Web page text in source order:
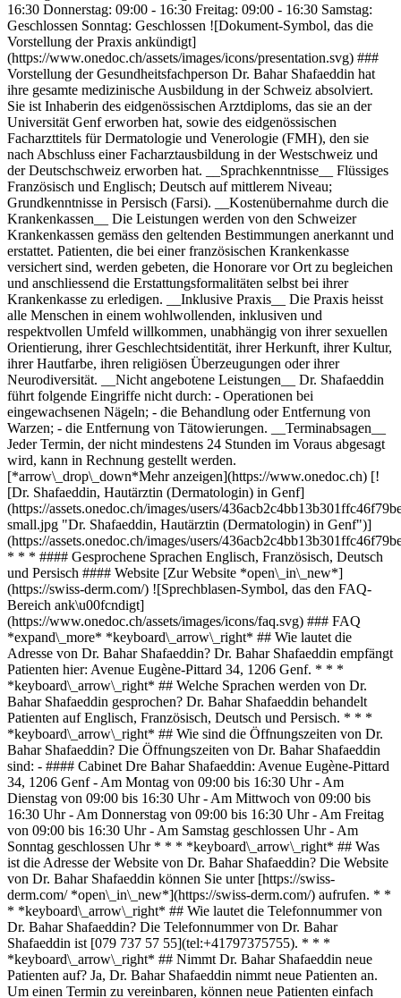
16:30 Donnerstag: 09:00 - 16:30 Freitag: 09:00 - 16:30 Samstag:
Geschlossen Sonntag: Geschlossen ![Dokument-Symbol, das die
Vorstellung der Praxis ankündigt]
(https://www.onedoc.ch/assets/images/icons/presentation.svg) ###
Vorstellung der Gesundheitsfachperson Dr. Bahar Shafaeddin hat
ihre gesamte medizinische Ausbildung in der Schweiz absolviert.
Sie ist Inhaberin des eidgenössischen Arztdiploms, das sie an der
Universität Genf erworben hat, sowie des eidgenössischen
Facharzttitels für Dermatologie und Venerologie (FMH), den sie
nach Abschluss einer Facharztausbildung in der Westschweiz und
der Deutschschweiz erworben hat. __Sprachkenntnisse__ Flüssiges
Französisch und Englisch; Deutsch auf mittlerem Niveau;
Grundkenntnisse in Persisch (Farsi). __Kostenübernahme durch die
Krankenkassen__ Die Leistungen werden von den Schweizer
Krankenkassen gemäss den geltenden Bestimmungen anerkannt und
erstattet. Patienten, die bei einer französischen Krankenkasse
versichert sind, werden gebeten, die Honorare vor Ort zu begleichen
und anschliessend die Erstattungsformalitäten selbst bei ihrer
Krankenkasse zu erledigen. __Inklusive Praxis__ Die Praxis heisst
alle Menschen in einem wohlwollenden, inklusiven und
respektvollen Umfeld willkommen, unabhängig von ihrer sexuellen
Orientierung, ihrer Geschlechtsidentität, ihrer Herkunft, ihrer Kultur,
ihrer Hautfarbe, ihren religiösen Überzeugungen oder ihrer
Neurodiversität. __Nicht angebotene Leistungen__ Dr. Shafaeddin
führt folgende Eingriffe nicht durch: - Operationen bei
eingewachsenen Nägeln; - die Behandlung oder Entfernung von
Warzen; - die Entfernung von Tätowierungen. __Terminabsagen__
Jeder Termin, der nicht mindestens 24 Stunden im Voraus abgesagt
wird, kann in Rechnung gestellt werden.
[*arrow\_drop\_down*Mehr anzeigen](https://www.onedoc.ch) [!
[Dr. Shafaeddin, Hautärztin (Dermatologin) in Genf]
(https://assets.onedoc.ch/images/users/
small.jpg "Dr. Shafaeddin, Hautärztin (Dermatologin) in Genf")]
(https://assets.onedoc.ch/images/users/
* * * #### Gesprochene Sprachen Englisch, Französisch, Deutsch
und Persisch #### Website [Zur Website *open\_in\_new*]
(https://swiss-derm.com/) ![Sprechblasen-Symbol, das den FAQ-
Bereich ank\u00fcndigt]
(https://www.onedoc.ch/assets/images/icons/faq.svg) ### FAQ
*expand\_more* *keyboard\_arrow\_right* ## Wie lautet die
Adresse von Dr. Bahar Shafaeddin? Dr. Bahar Shafaeddin empfängt
Patienten hier: Avenue Eugène-Pittard 34, 1206 Genf. * * *
*keyboard\_arrow\_right* ## Welche Sprachen werden von Dr.
Bahar Shafaeddin gesprochen? Dr. Bahar Shafaeddin behandelt
Patienten auf Englisch, Französisch, Deutsch und Persisch. * * *
*keyboard\_arrow\_right* ## Wie sind die Öffnungszeiten von Dr.
Bahar Shafaeddin? Die Öffnungszeiten von Dr. Bahar Shafaeddin
sind: - #### Cabinet Dre Bahar Shafaeddin: Avenue Eugène-Pittard
34, 1206 Genf - Am Montag von 09:00 bis 16:30 Uhr - Am
Dienstag von 09:00 bis 16:30 Uhr - Am Mittwoch von 09:00 bis
16:30 Uhr - Am Donnerstag von 09:00 bis 16:30 Uhr - Am Freitag
von 09:00 bis 16:30 Uhr - Am Samstag geschlossen Uhr - Am
Sonntag geschlossen Uhr * * * *keyboard\_arrow\_right* ## Was
ist die Adresse der Website von Dr. Bahar Shafaeddin? Die Website
von Dr. Bahar Shafaeddin können Sie unter [https://swiss-
derm.com/ *open\_in\_new*](https://swiss-derm.com/) aufrufen. * *
* *keyboard\_arrow\_right* ## Wie lautet die Telefonnummer von
Dr. Bahar Shafaeddin? Die Telefonnummer von Dr. Bahar
Shafaeddin ist [079 737 57 55](tel:+41797375755). * * *
*keyboard\_arrow\_right* ## Nimmt Dr. Bahar Shafaeddin neue
Patienten auf? Ja, Dr. Bahar Shafaeddin nimmt neue Patienten an.
Um einen Termin zu vereinbaren, können neue Patienten einfach